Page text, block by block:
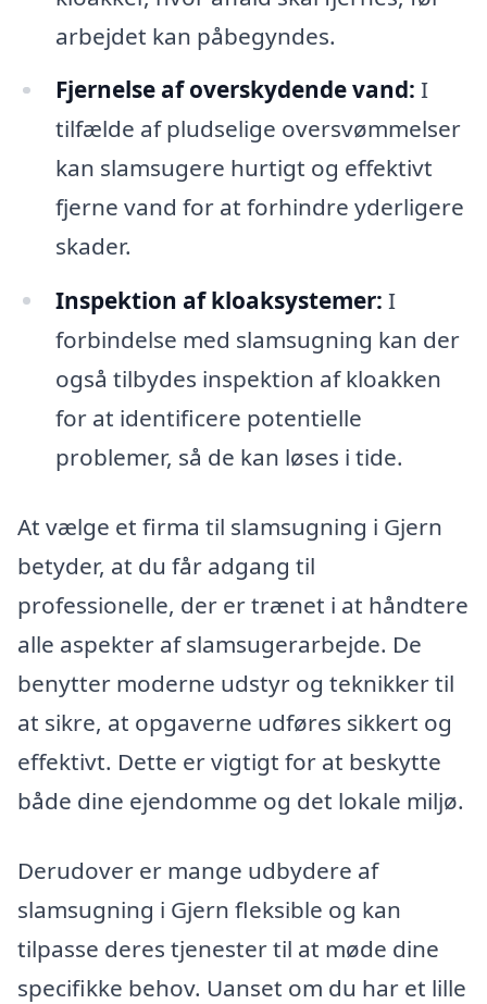
arbejdet kan påbegyndes.
Fjernelse af overskydende vand: I
tilfælde af pludselige oversvømmelser
kan slamsugere hurtigt og effektivt
fjerne vand for at forhindre yderligere
skader.
Inspektion af kloaksystemer: I
forbindelse med slamsugning kan der
også tilbydes inspektion af kloakken
for at identificere potentielle
problemer, så de kan løses i tide.
At vælge et firma til slamsugning i Gjern
betyder, at du får adgang til
professionelle, der er trænet i at håndtere
alle aspekter af slamsugerarbejde. De
benytter moderne udstyr og teknikker til
at sikre, at opgaverne udføres sikkert og
effektivt. Dette er vigtigt for at beskytte
både dine ejendomme og det lokale miljø.
Derudover er mange udbydere af
slamsugning i Gjern fleksible og kan
tilpasse deres tjenester til at møde dine
specifikke behov. Uanset om du har et lille